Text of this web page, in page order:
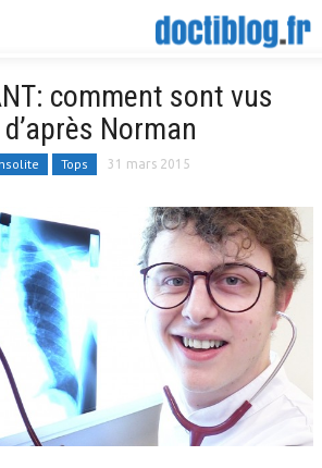
comment sont vus
Norman
Tops 31 mars 2015